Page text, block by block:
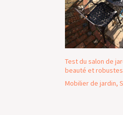
Test du salon de
beauté et
Mobilier de jardin,